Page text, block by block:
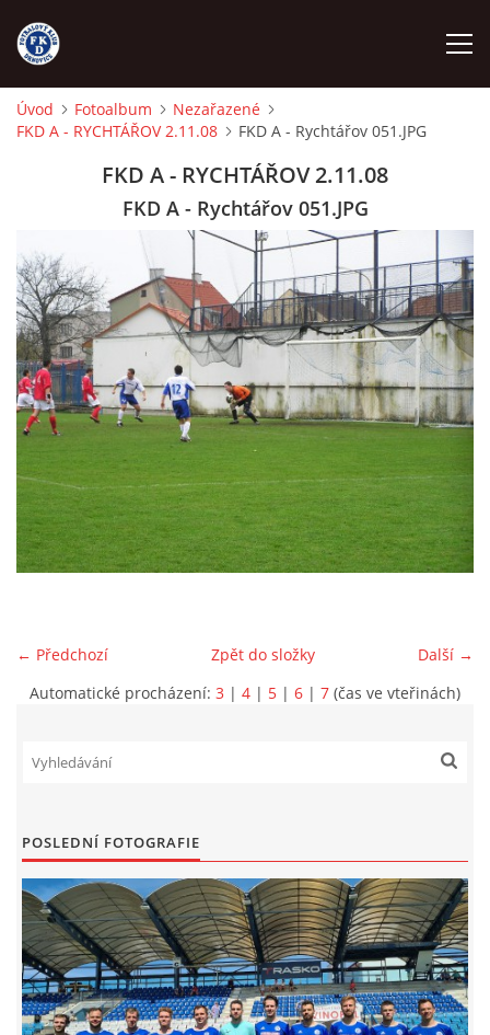
ÚVOD
FKD A
FKD B
STARŠÍ DOROST
STARŠÍ ŽÁCI
MLADŠÍ ŽÁCI
STARŠÍ PŘÍPRAVKA R 2012 + 2013
ARCHÍV
DOTACE
Úvod Fotoalbum
Nezařazené
FKD A - RYCHTÁŘOV 2.11.08
FKD A - Rychtářov 051.JPG
FKD A - RYCHTÁŘOV 2.11.08
FKD A - Rychtářov 051.JPG
← Předchozí Další →
Zpět do složky
Automatické procházení: 3 | 4 | 5 | 6 | 7 (čas ve vteřinách)
POSLEDNÍ FOTOGRAFIE